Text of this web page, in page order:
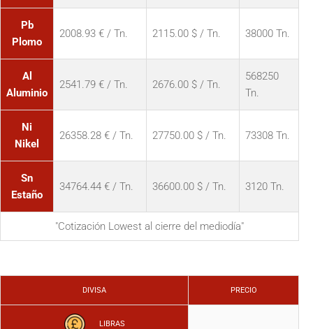
Pb
Plomo
2008.93 € / Tn. 2115.00 $ / Tn. 38000 Tn.
Al
Aluminio
2541.79 € / Tn. 2676.00 $ / Tn.
568250
Tn.
Ni
Nikel
26358.28 € / Tn. 27750.00 $ / Tn. 73308 Tn.
Sn
Estaño
34764.44 € / Tn. 36600.00 $ / Tn. 3120 Tn.
"Cotización Lowest al cierre del mediodía"
DIVISA PRECIO
LIBRAS